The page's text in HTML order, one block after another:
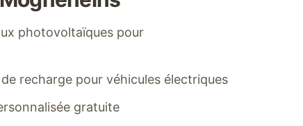
photovoltaïques pour
recharge pour véhicules électriques
gratuite